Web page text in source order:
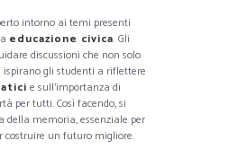
intorno ai temi presenti
educazione civica. Gli
discussioni che non solo
gli studenti a riflettere
e sull’importanza di
per tutti. Così facendo, si
della memoria, essenziale per
costruire un futuro migliore.